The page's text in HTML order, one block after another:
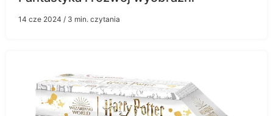
14 cze 2024 / 3 min. czytania